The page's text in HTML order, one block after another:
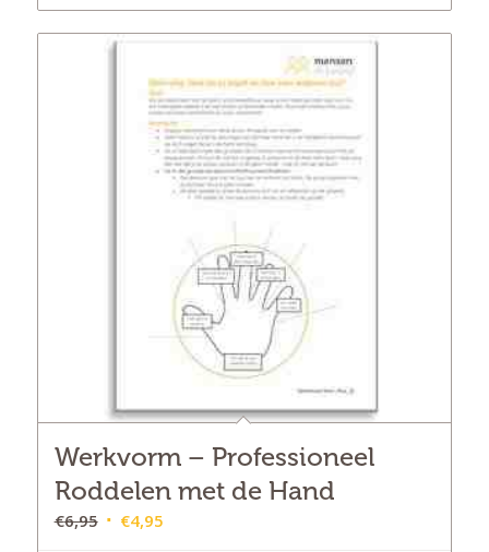
Werkvorm – Professioneel
Roddelen met de Hand
€6,95 Oorspronkelijke
€4,95Huidige